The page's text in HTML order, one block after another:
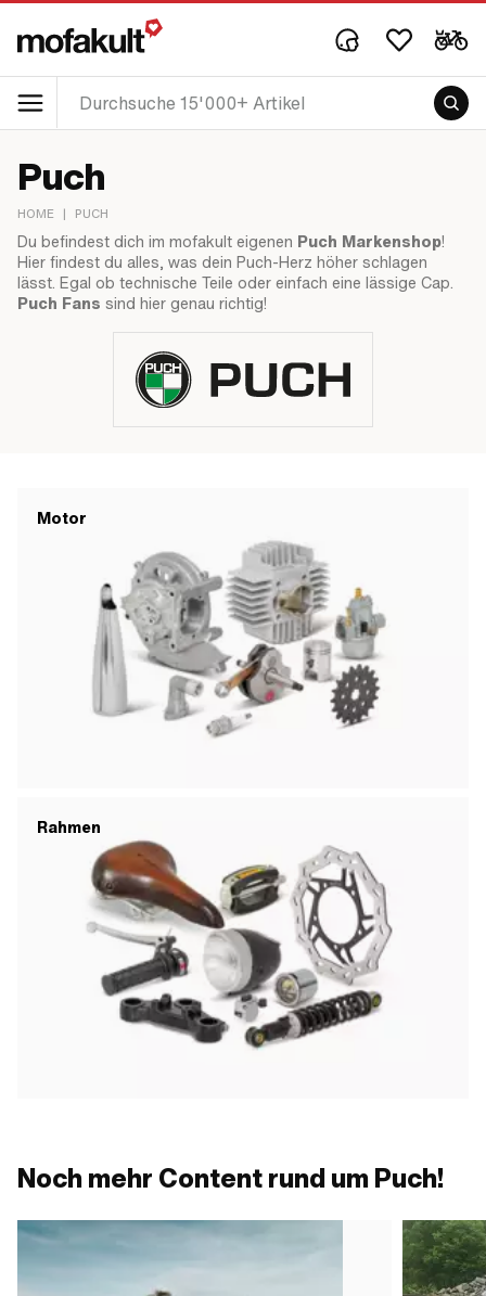
Puch
HOME | PUCH
Du befindest dich im mofakult eigenen Puch Markenshop!
Hier findest du alles, was dein Puch-Herz höher schlagen
lässt. Egal ob technische Teile oder einfach eine lässige Cap.
Puch Fans sind hier genau richtig!
Motor
Rahmen
Noch mehr Content rund um Puch!